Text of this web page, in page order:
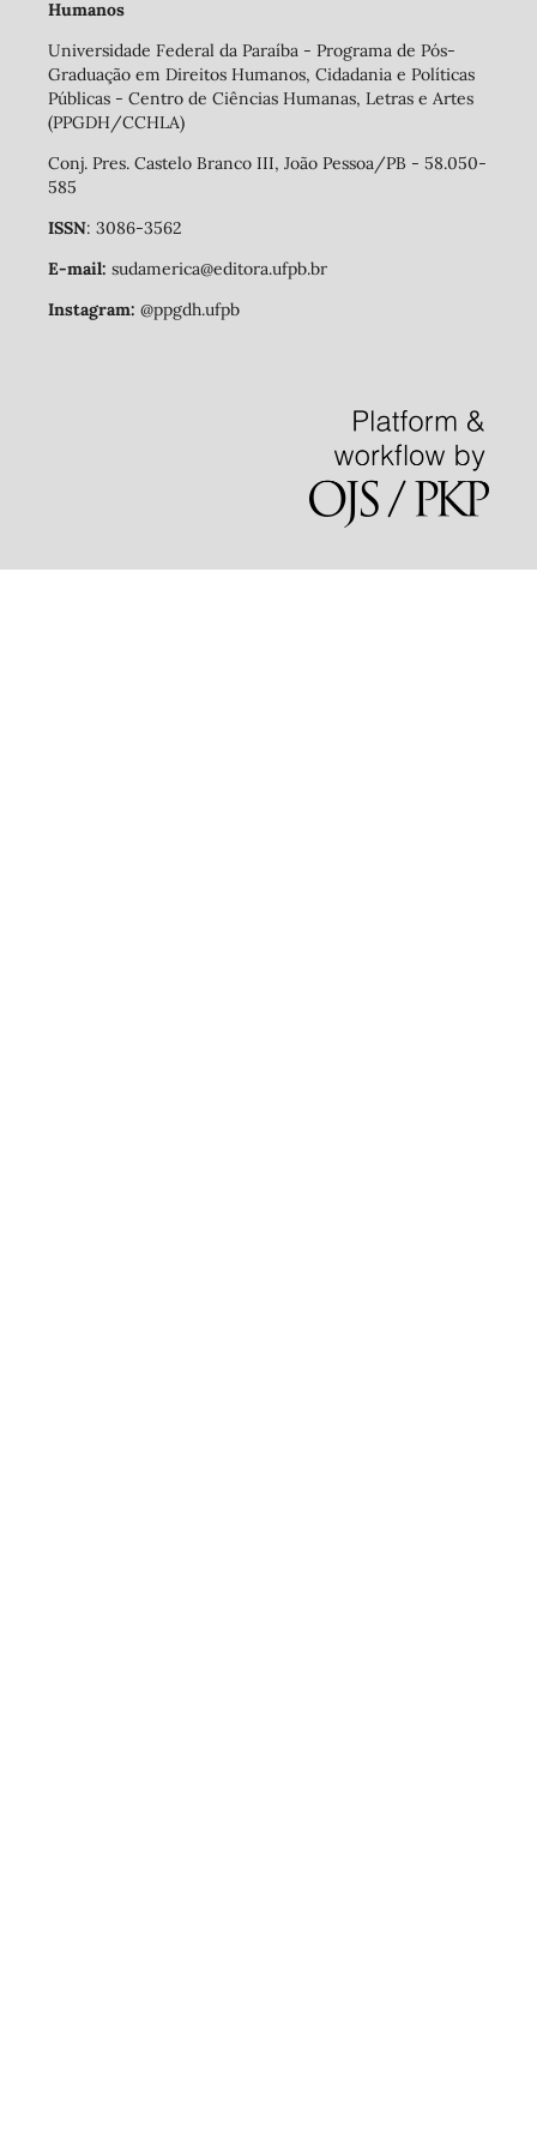
Humanos
Universidade Federal da Paraíba - Programa de Pós-
Graduação em Direitos Humanos, Cidadania e Políticas
Públicas - Centro de Ciências Humanas, Letras e Artes
(PPGDH/CCHLA)
Conj. Pres. Castelo Branco III, João Pessoa/PB - 58.050-
585
ISSN: 3086-3562
E-mail: sudamerica@editora.ufpb.br
Instagram: @ppgdh.ufpb